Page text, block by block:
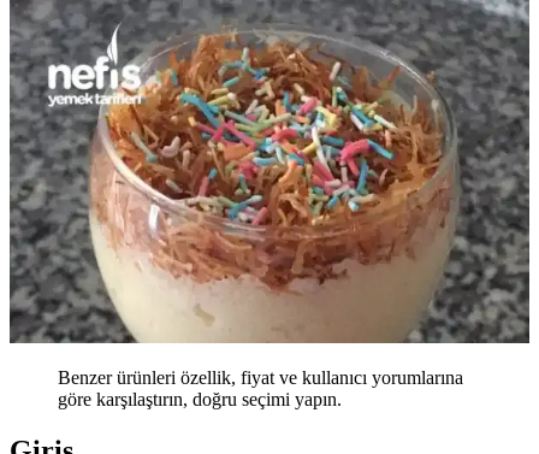
Benzer ürünleri özellik, fiyat ve kullanıcı yorumlarına
göre karşılaştırın, doğru seçimi yapın.